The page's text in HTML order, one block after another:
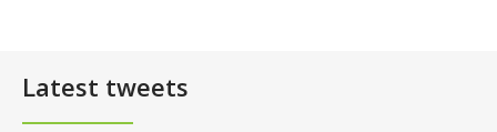
Latest tweets